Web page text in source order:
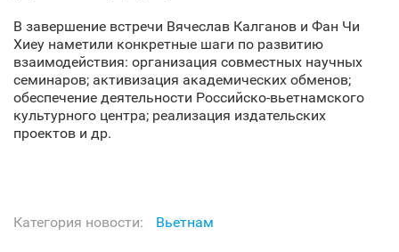
В завершение встречи Вячеслав Калганов и Фан Чи
Хиеу наметили конкретные шаги по развитию
взаимодействия: организация совместных научных
семинаров; активизация академических обменов;
обеспечение деятельности Российско-вьетнамского
культурного центра; реализация издательских
проектов и др.
Категория новости: Вьетнам